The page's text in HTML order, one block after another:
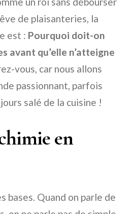
de plaisanteries, la
est : Pourquoi doit-on
avant qu’elle n’atteigne
vous, car nous allons
passionnant, parfois
salé de la cuisine !
en
bases. Quand on parle de